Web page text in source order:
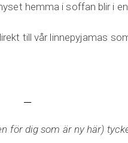
hemma i soffan blir i
till vår linnepyjamas
för dig som är ny här)